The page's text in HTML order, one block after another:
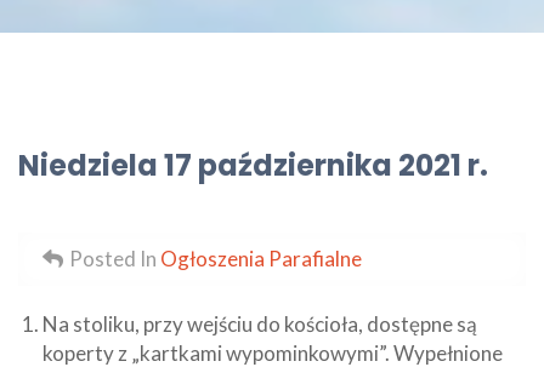
Niedziela 17 października 2021 r.
Posted In Ogłoszenia Parafialne
Na stoliku, przy wejściu do kościoła, dostępne są
koperty z „kartkami wypominkowymi”. Wypełnione